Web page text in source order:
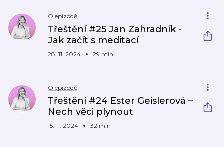
O epizodě
Třeštění #25 Jan Zahradník -
Jak začít s meditací
28. 11. 2024 29 min
O epizodě
Třeštění #24 Ester Geislerová –
Nech věci plynout
15. 11. 2024 32 min